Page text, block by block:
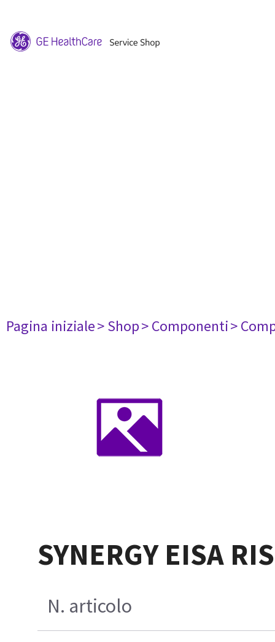
Pagina iniziale> Shop> Componenti>
SYNERGY EISA
N. articolo